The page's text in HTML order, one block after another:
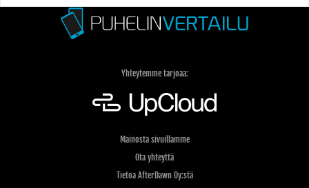
Yhteytemme tarjoaa:
Mainosta sivuillamme
Ota yhteyttä
Tietoa AfterDawn Oy:stä